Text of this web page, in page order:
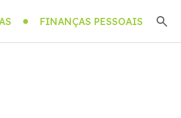
FINANÇAS PESSOAIS